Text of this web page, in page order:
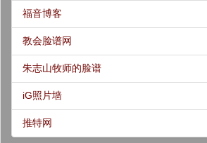
福音博客
教会脸谱网
朱志山牧师的脸谱
iG照片墙
推特网